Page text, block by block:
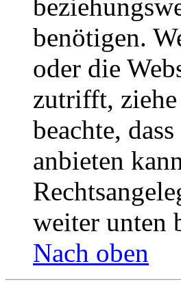
benötigen.
oder die
zutrifft,
beachte,
anbieten
weiter unten
Nach oben